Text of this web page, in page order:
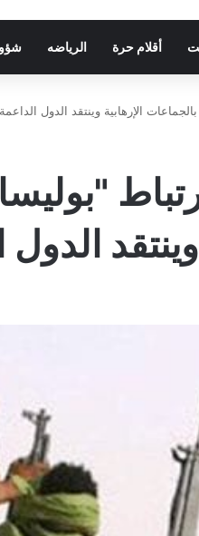
أقلام حرة الرياضه
الإرهابية وينتقد الدول الداعمة
الدول